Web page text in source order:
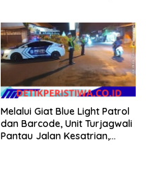
Melalui Giat Blue Light Patrol
dan Barcode, Unit Turjagwali
Pantau Jalan Kesatrian,